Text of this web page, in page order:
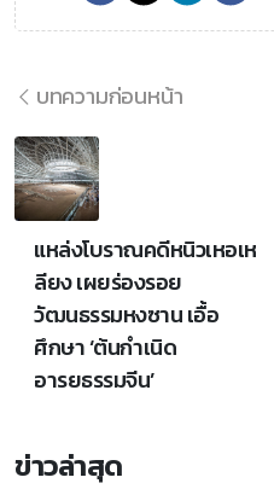
บทความก่อนหน้า
แหล่งโบราณคดีหนิวเหอเห
ลียง เผยร่องรอย
วัฒนธรรมหงซาน เอื้อ
ศึกษา ‘ต้นกำเนิด
อารยธรรมจีน’
ข่าวล่าสุด